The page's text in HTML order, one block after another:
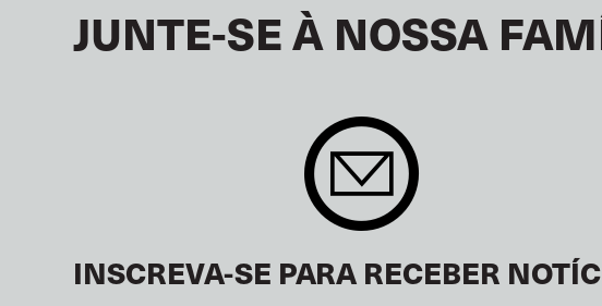
JUNTE-SE À NOSSA
INSCREVA-SE PARA RECEBER